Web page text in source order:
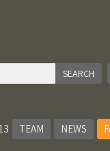
TEAM NEWS